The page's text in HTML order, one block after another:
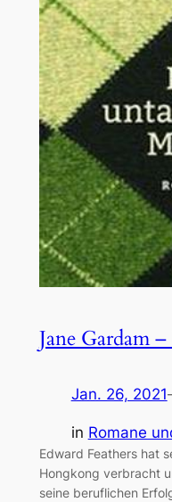
Jane Gardam
Jan. 26, 2021
in Romane
Edward Feathers hat
Hongkong verbracht
seine beruflichen